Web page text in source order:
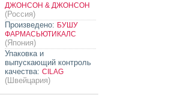
ДЖОНСОН & ДЖОНСОН
(Россия)
Произведено: БУШУ
ФАРМАСЬЮТИКАЛС
(Япония)
Упаковка и
выпускающий контроль
качества: CILAG
(Швейцария)